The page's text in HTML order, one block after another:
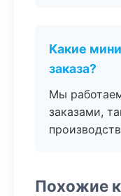
Какие
заказа?
Мы
заказами,
Похожие